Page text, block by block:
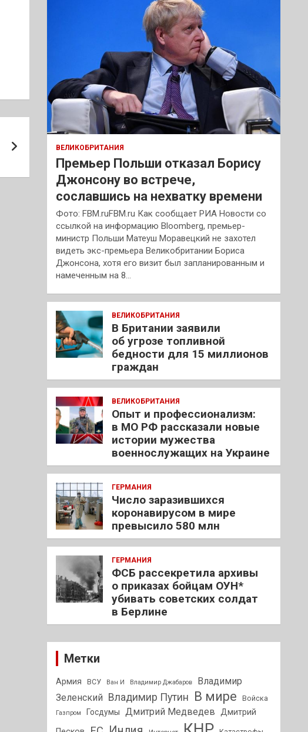
ВЕЛИКОБРИТАНИЯ
Премьер Польши отказал Борису
Джонсону во встрече,
сославшись на нехватку времени
Фото: FBM.ruFBM.ru Как сообщает РИА Новости со
ссылкой на информацию Bloomberg, премьер-
министр Польши Матеуш Моравецкий не захотел
видеть экс-премьера Великобритании Бориса
Джонсона, хотя его визит был запланированным и
намеченным на 8…
ВЕЛИКОБРИТАНИЯ
В Британии заявили
об угрозе топливной
бедности для 15 миллионов
граждан
ВЕЛИКОБРИТАНИЯ
Опыт и профессионализм:
в МО РФ рассказали новые
истории мужества
военнослужащих на Украине
ГЕРМАНИЯ
Число заразившихся
коронавирусом в мире
превысило 580 млн
ГЕРМАНИЯ
ФСБ рассекретила архивы
о приказах бойцам ОУН*
убивать советских солдат
в Берлине
Метки
Армия ВСУ Ван И Владимир Джабаров
Владимир
Зеленский
Владимир Путин В мире Войска
Газпром Госдумы Дмитрий Медведев
Дмитрий